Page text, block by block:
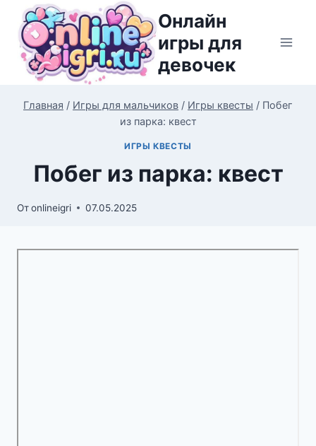
Перейти
содержимому
Онлайн
игры для
девочек
Главная / Игры для мальчиков / Игры квесты / Побег
из парка: квест
ИГРЫ КВЕСТЫ
Побег из парка: квест
Отonlineigri 07.05.2025